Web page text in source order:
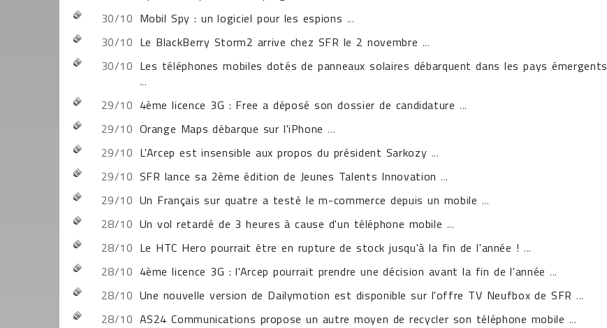
30/10 Mobil Spy : un logiciel pour les espions ...
30/10 Le BlackBerry Storm2 arrive chez SFR le 2 novembre ...
30/10 Les téléphones mobiles dotés de panneaux solaires débarquent dans les pays émergents
...
29/10 4ème licence 3G : Free a déposé son dossier de candidature ...
29/10 Orange Maps débarque sur l'iPhone ...
29/10 L'Arcep est insensible aux propos du président Sarkozy ...
29/10 SFR lance sa 2ème édition de Jeunes Talents Innovation ...
29/10 Un Français sur quatre a testé le m-commerce depuis un mobile ...
28/10 Un vol retardé de 3 heures à cause d'un téléphone mobile ...
28/10 Le HTC Hero pourrait être en rupture de stock jusqu'à la fin de l'année ! ...
28/10 4ème licence 3G : l'Arcep pourrait prendre une décision avant la fin de l'année ...
28/10 Une nouvelle version de Dailymotion est disponible sur l'offre TV Neufbox de SFR ...
28/10 AS24 Communications propose un autre moyen de recycler son téléphone mobile ...